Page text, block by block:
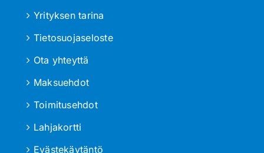
Yrityksen tarina
Tietosuojaseloste
Ota yhteyttä
Maksuehdot
Toimitusehdot
Lahjakortti
Evästekäytäntö